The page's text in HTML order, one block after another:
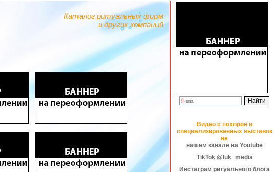
Каталог ритуальных фирм
и других компаний
Видео с похорон и
специализированных выставок
на
нашем канале на Youtube
TikTok @luk_media
Инстаграм ритуального блога